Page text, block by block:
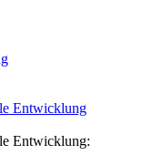
Entwicklung
Entwicklung: